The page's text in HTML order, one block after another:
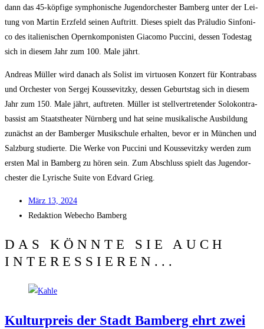
dann das 45-köp­fi­ge sym­pho­ni­sche Jugend­or­ches­ter Bam­berg unter der Lei­
tung von Mar­tin Erz­feld sei­nen Auf­tritt. Die­ses spielt das Prä­lu­dio Sin­fo­ni­
co des ita­lie­ni­schen Opern­kom­po­nis­ten Gia­co­mo Puc­ci­ni, des­sen Todes­tag
sich in die­sem Jahr zum 100. Male jährt.
Andre­as Mül­ler wird danach als Solist im vir­tuo­sen Kon­zert für Kon­tra­bass
und Orches­ter von Ser­gej Kous­se­vitz­ky, des­sen Geburts­tag sich in die­sem
Jahr zum 150. Male jährt, auf­tre­ten. Mül­ler ist stell­ver­tre­ten­der Solo­kon­tra­
bas­sist am Staats­thea­ter Nürn­berg und hat sei­ne musi­ka­li­sche Aus­bil­dung
zunächst an der Bam­ber­ger Musik­schu­le erhal­ten, bevor er in Mün­chen und
Salz­burg stu­dier­te. Die Wer­ke von Puc­ci­ni und Kous­se­vitz­ky wer­den zum
ers­ten Mal in Bam­berg zu hören sein. Zum Abschluss spielt das Jugend­or­
ches­ter die Lyri­sche Suite von Edvard Grieg.
März 13, 2024
Redak­ti­on Web­echo Bamberg
DAS KÖNNTE SIE AUCH
INTERESSIEREN...
Kul­tur­preis der Stadt Bam­berg ehrt zwei